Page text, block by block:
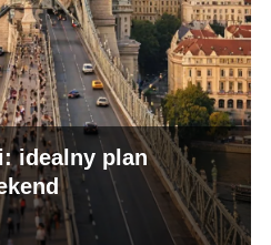
idealny plan